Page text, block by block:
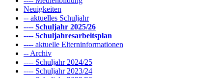
Neuigkeiten
-- aktuelles Schuljahr
---- Schuljahr 2025/26
---- Schuljahresarbeitsplan
---- aktuelle Elterninformationen
-- Archiv
---- Schuljahr 2024/25
---- Schuljahr 2023/24